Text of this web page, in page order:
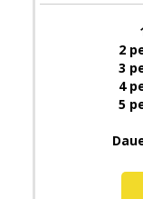
2
3
4
5